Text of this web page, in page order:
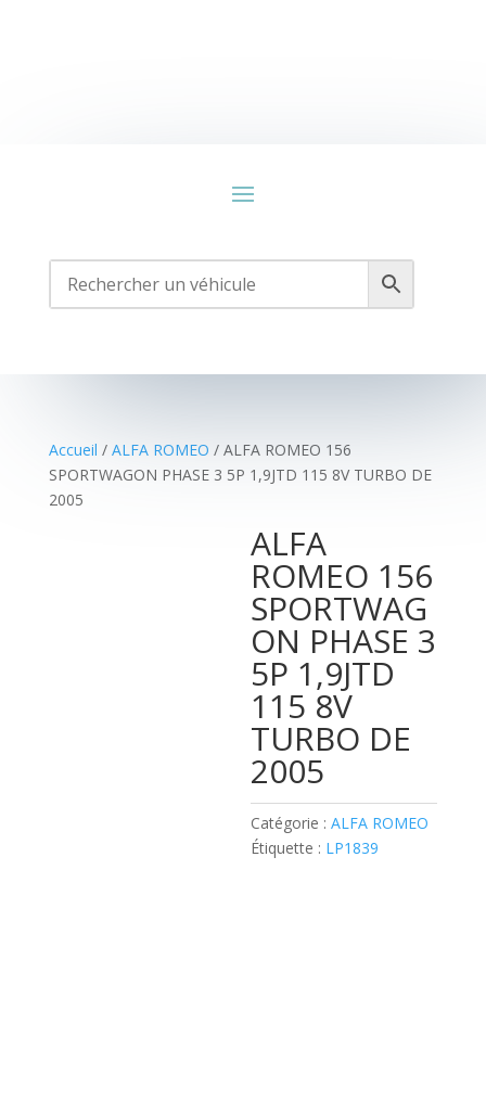
Accueil / ALFA ROMEO / ALFA ROMEO 156
SPORTWAGON PHASE 3 5P 1,9JTD 115 8V TURBO DE
2005
ALFA
ROMEO 156
SPORTWAG
ON PHASE 3
5P 1,9JTD
115 8V
TURBO DE
2005
Catégorie :ALFA ROMEO
Étiquette : LP1839